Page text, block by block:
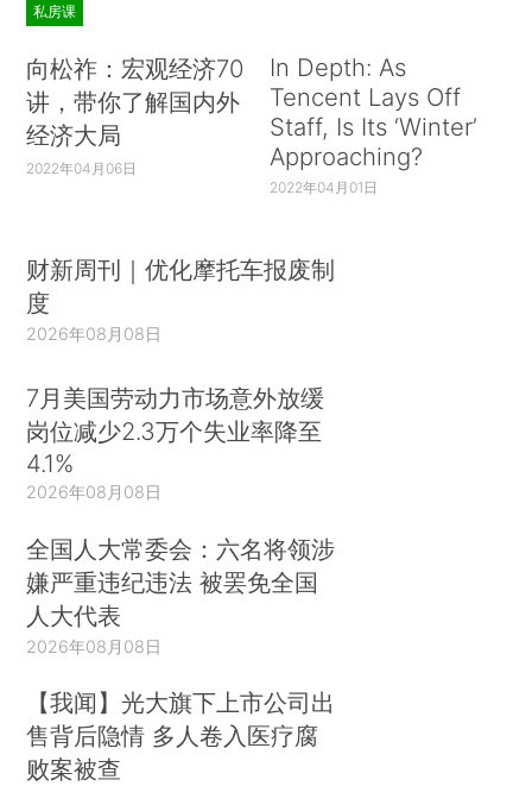
私房课
向松祚：宏观经济70
讲，带你了解国内外
经济大局
2022年04月06日
In Depth: As
Tencent Lays Off
Staff, Is Its ‘Winter’
Approaching?
2022年04月01日
财新周刊｜优化摩托车报废制
度
2026年08月08日
7月美国劳动力市场意外放缓
岗位减少2.3万个失业率降至
4.1%
2026年08月08日
全国人大常委会：六名将领涉
嫌严重违纪违法 被罢免全国
人大代表
2026年08月08日
【我闻】光大旗下上市公司出
售背后隐情 多人卷入医疗腐
败案被查